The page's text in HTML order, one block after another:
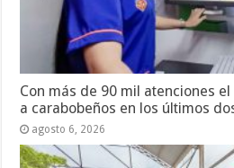
Con más de 90 mil atenciones
a carabobeños en los últimos
agosto 6, 2026